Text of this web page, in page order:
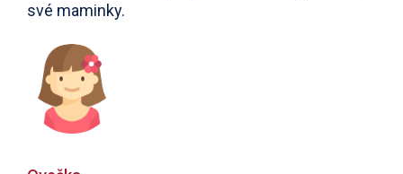
své maminky.